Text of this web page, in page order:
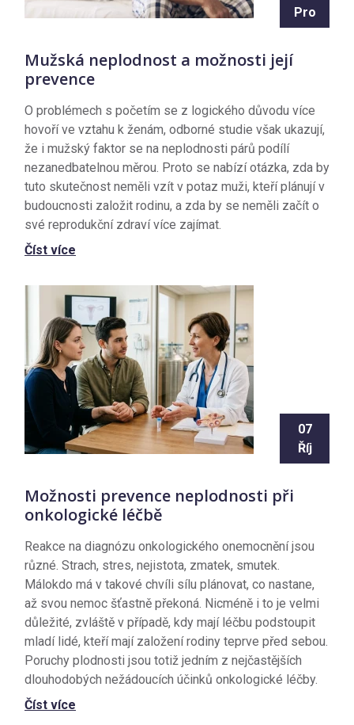
Pro
Mužská neplodnost a možnosti její
prevence
O problémech s početím se z logického důvodu více
hovoří ve vztahu k ženám, odborné studie však ukazují,
že i mužský faktor se na neplodnosti párů podílí
nezanedbatelnou měrou. Proto se nabízí otázka, zda by
tuto skutečnost neměli vzít v potaz muži, kteří plánují v
budoucnosti založit rodinu, a zda by se neměli začít o
své reprodukční zdraví více zajímat.
Číst více
07
Říj
Možnosti prevence neplodnosti při
onkologické léčbě
Reakce na diagnózu onkologického onemocnění jsou
různé. Strach, stres, nejistota, zmatek, smutek.
Málokdo má v takové chvíli sílu plánovat, co nastane,
až svou nemoc šťastně překoná. Nicméně i to je velmi
důležité, zvláště v případě, kdy mají léčbu podstoupit
mladí lidé, kteří mají založení rodiny teprve před sebou.
Poruchy plodnosti jsou totiž jedním z nejčastějších
dlouhodobých nežádoucích účinků onkologické léčby.
Číst více